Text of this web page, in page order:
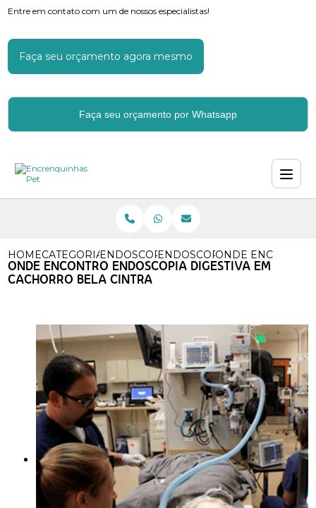
Entre em contato com um de nossos especialistas!
Faça seu orçamento agora mesmo
Faça seu orçamento por Whatsapp
HOMECATEGORIASENDOSCOPIA PARA CACHORROS
ENDOSCOPIA DIGESTIVA
ONDE ENCONTRO
ONDE ENCONTRO ENDOSCOPIA DIGESTIVA EM
CACHORRO BELA CINTRA